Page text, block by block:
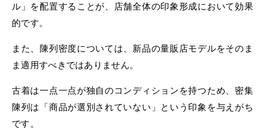
ル」を配置することが、店舗全体の印象形成において効果
的です。
また、陳列密度については、新品の量販店モデルをそのま
ま適用すべきではありません。
古着は一点一点が独自のコンディションを持つため、密集
陳列は「商品が選別されていない」という印象を与えがち
です。